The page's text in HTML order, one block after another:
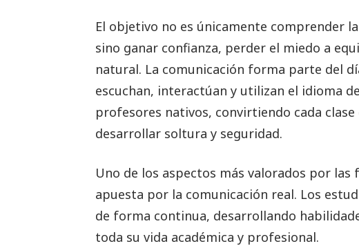
El objetivo no es únicamente comprender
sino ganar confianza, perder el miedo a
natural. La comunicación forma parte del
escuchan, interactúan y utilizan el idioma
profesores nativos, convirtiendo cada
desarrollar soltura y seguridad.
Uno de los aspectos más valorados por
apuesta por la comunicación real. Los
de forma continua, desarrollando
toda su vida académica y profesional.